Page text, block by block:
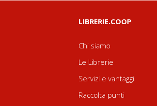
LIBRERIE.COOP
Chi siamo
Le Librerie
Servizi e vantaggi
Raccolta punti